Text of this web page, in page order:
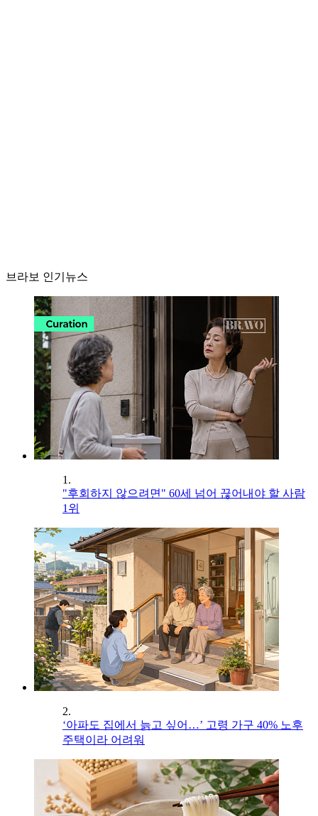
브라보 인기뉴스
1.
"후회하지 않으려면" 60세 넘어 끊어내야 할 사람
1위
2.
‘아파도 집에서 늙고 싶어…’ 고령 가구 40% 노후
주택이라 어려워